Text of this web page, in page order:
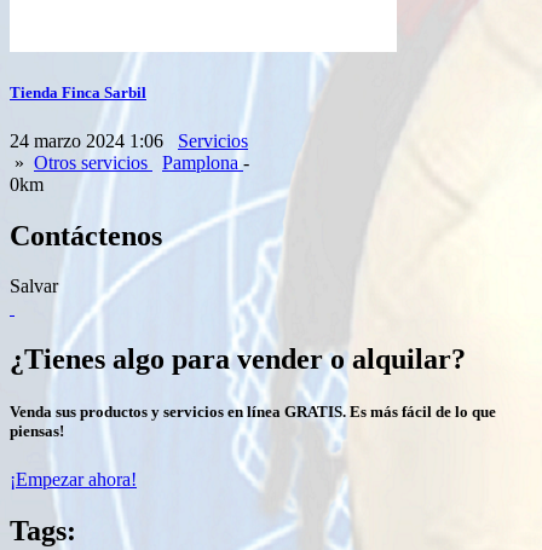
Tienda Finca Sarbil
24 marzo 2024 1:06
Servicios
» Otros servicios Pamplona -
0km
Contáctenos
Salvar
¿Tienes algo para vender o alquilar?
Venda sus productos y servicios en línea GRATIS. Es más fácil de lo que
piensas!
¡Empezar ahora!
Tags: